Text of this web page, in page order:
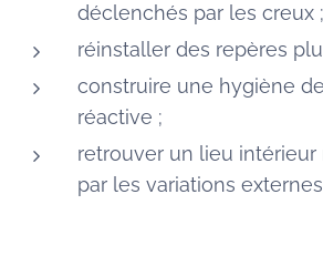
déclenchés par les creux ;
réinstaller des repères
construire une hygiène
réactive ;
retrouver un lieu
par les variations